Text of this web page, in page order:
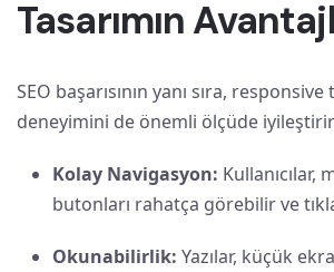
Tasarımın
SEO başarısının yanı sıra, responsive
deneyimini de önemli ölçüde
Kolay Navigasyon: Kullanıcılar,
butonları rahatça görebilir ve
Okunabilirlik: Yazılar, küçük